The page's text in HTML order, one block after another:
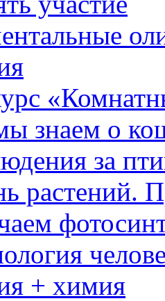
знаем о
за
растений.
+ химия